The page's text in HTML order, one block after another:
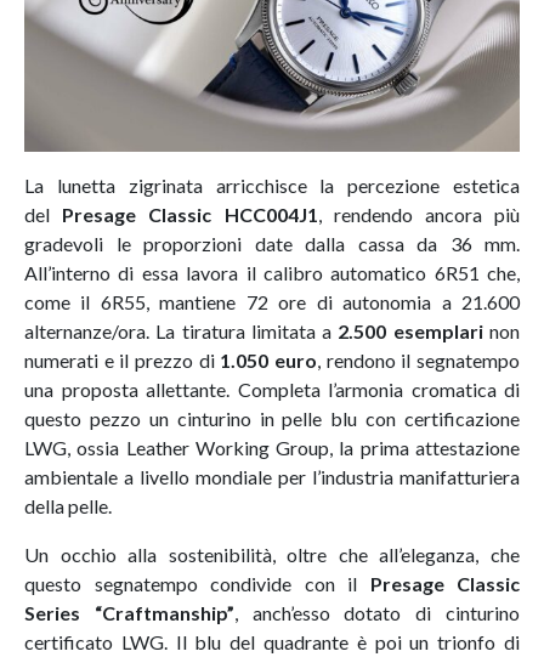
La lunetta zigrinata arricchisce la percezione estetica
del Presage Classic HCC004J1
, rendendo ancora più
gradevoli le proporzioni date dalla cassa da 36 mm.
All’interno di essa lavora il calibro automatico 6R51 che,
come il 6R55, mantiene 72 ore di autonomia a 21.600
alternanze/ora. La tiratura limitata a 2.500 esemplarinon
numerati e il prezzo di 1.050 euro , rendono il segnatempo
una proposta allettante. Completa l’armonia cromatica di
questo pezzo un cinturino in pelle blu con certificazione
LWG, ossia Leather Working Group, la prima attestazione
ambientale a livello mondiale per l’industria manifatturiera
della pelle.
Un occhio alla sostenibilità, oltre che all’eleganza, che
questo segnatempo condivide con il Presage Classic
Series “Craftmanship” , anch’esso dotato di cinturino
certificato LWG. Il blu del quadrante è poi un trionfo di